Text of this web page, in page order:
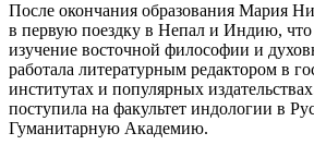
После окончания образования Мария
в первую поездку в Непал и Индию, что
изучение восточной философии и
работала литературным редактором в
институтах и популярных
поступила на факультет индологии в
Гуманитарную Академию.